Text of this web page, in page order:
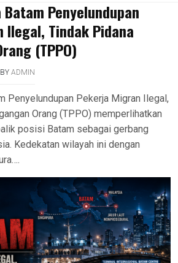
Penyelundupan
Ilegal, Tindak Pidana
(TPPO)
BY ADMIN
Penyelundupan Pekerja Migran Ilegal,
Orang (TPPO) memperlihatkan
posisi Batam sebagai gerbang
Kedekatan wilayah ini dengan